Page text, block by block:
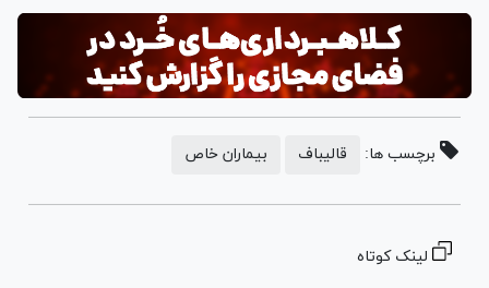
برچسب ها: قالیباف بیماران خاص
لینک کوتاه